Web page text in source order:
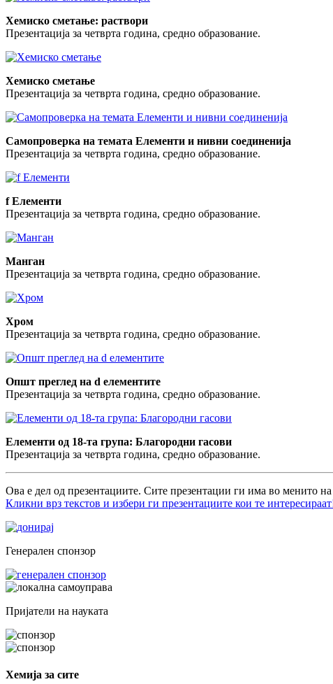
Хемиско сметање: раствори
Презентација за четврта година, средно образование.
Хемиско сметање
Презентација за четврта година, средно образование.
Самопроверка на темата Елементи и нивни соединенија
Презентација за четврта година, средно образование.
f Елементи
Презентација за четврта година, средно образование.
Манган
Презентација за четврта година, средно образование.
Хром
Презентација за четврта година, средно образование.
Општ преглед на d елементите
Презентација за четврта година, средно образование.
Елементи од 18-та група: Благородни гасови
Презентација за четврта година, средно образование.
Ова е дел од презентациите. Сите презентации ги има во менито на
Кликни врз текстов и избери ги презентациите кои те
Генерален спонзор
Пријатели на науката
Хемија за сите